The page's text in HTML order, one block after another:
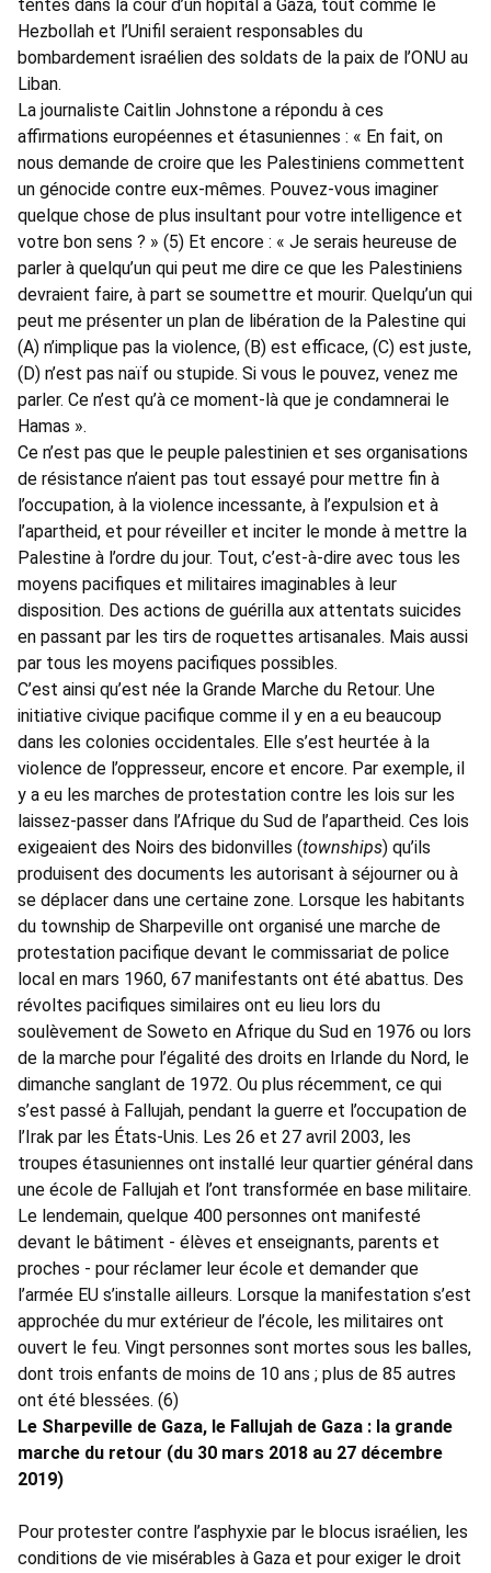
tentes dans la cour d’un hôpital à Gaza, tout comme le
Hezbollah et l’Unifil seraient responsables du
bombardement israélien des soldats de la paix de l’ONU au
Liban.
La journaliste Caitlin Johnstone a répondu à ces
affirmations européennes et étasuniennes : « En fait, on
nous demande de croire que les Palestiniens commettent
un génocide contre eux-mêmes. Pouvez-vous imaginer
quelque chose de plus insultant pour votre intelligence et
votre bon sens ? » (5) Et encore : « Je serais heureuse de
parler à quelqu’un qui peut me dire ce que les Palestiniens
devraient faire, à part se soumettre et mourir. Quelqu’un qui
peut me présenter un plan de libération de la Palestine qui
(A) n’implique pas la violence, (B) est efficace, (C) est juste,
(D) n’est pas naïf ou stupide. Si vous le pouvez, venez me
parler. Ce n’est qu’à ce moment-là que je condamnerai le
Hamas ».
Ce n’est pas que le peuple palestinien et ses organisations
de résistance n’aient pas tout essayé pour mettre fin à
l’occupation, à la violence incessante, à l’expulsion et à
l’apartheid, et pour réveiller et inciter le monde à mettre la
Palestine à l’ordre du jour. Tout, c’est-à-dire avec tous les
moyens pacifiques et militaires imaginables à leur
disposition. Des actions de guérilla aux attentats suicides
en passant par les tirs de roquettes artisanales. Mais aussi
par tous les moyens pacifiques possibles.
C’est ainsi qu’est née la Grande Marche du Retour. Une
initiative civique pacifique comme il y en a eu beaucoup
dans les colonies occidentales. Elle s’est heurtée à la
violence de l’oppresseur, encore et encore. Par exemple, il
y a eu les marches de protestation contre les lois sur les
laissez-passer dans l’Afrique du Sud de l’apartheid. Ces lois
exigeaient des Noirs des bidonvilles (townships) qu’ils
produisent des documents les autorisant à séjourner ou à
se déplacer dans une certaine zone. Lorsque les habitants
du township de Sharpeville ont organisé une marche de
protestation pacifique devant le commissariat de police
local en mars 1960, 67 manifestants ont été abattus. Des
révoltes pacifiques similaires ont eu lieu lors du
soulèvement de Soweto en Afrique du Sud en 1976 ou lors
de la marche pour l’égalité des droits en Irlande du Nord, le
dimanche sanglant de 1972. Ou plus récemment, ce qui
s’est passé à Fallujah, pendant la guerre et l’occupation de
l’Irak par les États-Unis. Les 26 et 27 avril 2003, les
troupes étasuniennes ont installé leur quartier général dans
une école de Fallujah et l’ont transformée en base militaire.
Le lendemain, quelque 400 personnes ont manifesté
devant le bâtiment - élèves et enseignants, parents et
proches - pour réclamer leur école et demander que
l’armée EU s’installe ailleurs. Lorsque la manifestation s’est
approchée du mur extérieur de l’école, les militaires ont
ouvert le feu. Vingt personnes sont mortes sous les balles,
dont trois enfants de moins de 10 ans ; plus de 85 autres
ont été blessées. (6)
Le Sharpeville de Gaza, le Fallujah de Gaza : la grande
marche du retour (du 30 mars 2018 au 27 décembre
2019)
Pour protester contre l’asphyxie par le blocus israélien, les
conditions de vie misérables à Gaza et pour exiger le droit